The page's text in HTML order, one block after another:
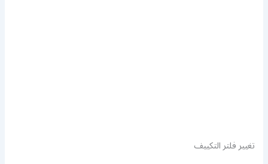
تغيير فلتر التكييف